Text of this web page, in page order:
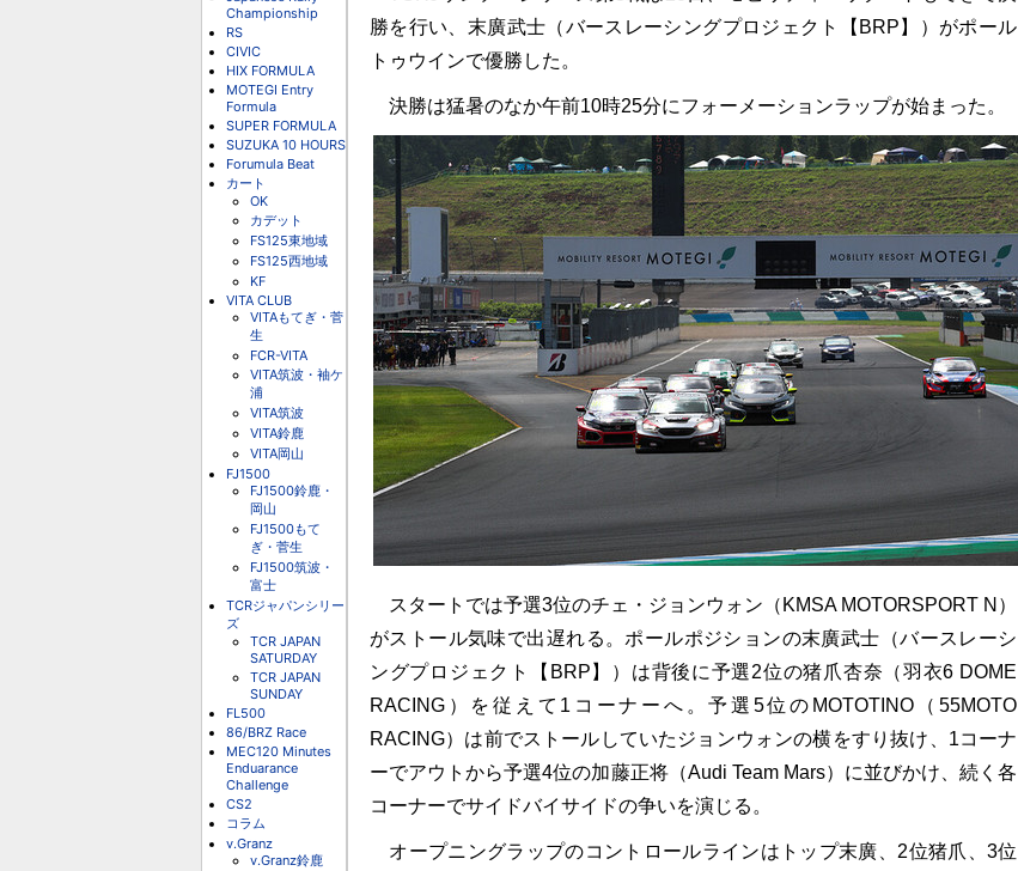
Championship
RS
CIVIC
HIX FORMULA
MOTEGI Entry
Formula
SUPER FORMULA
SUZUKA 10 HOURS
Forumula Beat
カート
OK
カデット
FS125東地域
FS125西地域
KF
VITA CLUB
VITAもてぎ・菅
生
FCR-VITA
VITA筑波・袖ケ
浦
VITA筑波
VITA鈴鹿
VITA岡山
FJ1500
FJ1500鈴鹿・
岡山
FJ1500もて
ぎ・菅生
FJ1500筑波・
富士
TCRジャパンシリー
ズ
TCR JAPAN
SATURDAY
TCR JAPAN
SUNDAY
FL500
86/BRZ Race
MEC120 Minutes
Enduarance
Challenge
CS2
コラム
v.Granz
v.Granz鈴鹿
勝を行い、末廣武士（バースレーシングプロジェクト【BRP】）がポール
トゥウインで優勝した。
決勝は猛暑のなか午前10時25分にフォーメーションラップが始まった。
スタートでは予選3位のチェ・ジョンウォン（KMSA MOTORSPORT N）
がストール気味で出遅れる。ポールポジションの末廣武士（バースレーシ
ングプロジェクト【BRP】）は背後に予選2位の猪爪杏奈（羽衣6 DOME
RACING）を従えて1コーナーへ。予選5位のMOTOTINO（55MOTO
RACING）は前でストールしていたジョンウォンの横をすり抜け、1コーナ
ーでアウトから予選4位の加藤正将（Audi Team Mars）に並びかけ、続く各
コーナーでサイドバイサイドの争いを演じる。
オープニングラップのコントロールラインはトップ末廣、2位猪爪、3位